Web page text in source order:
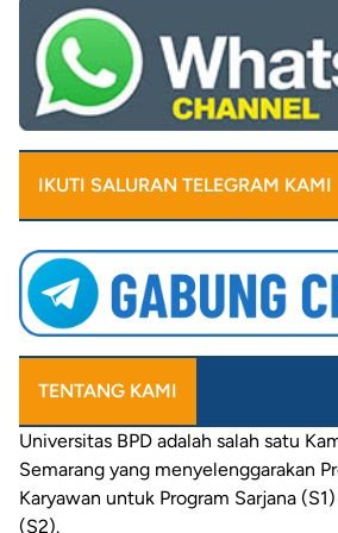
IKUTI SALURAN TELEGRAM KAMI
TENTANG KAMI
Universitas BPD adalah salah satu
Semarang yang menyelenggarakan
Karyawan untuk Program Sarjana
(S2).